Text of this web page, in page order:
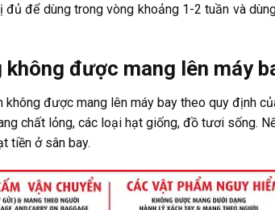
đủ để dùng trong vòng khoảng 1-2 tuần và
không được mang lên máy
được mang lên máy bay theo quy định
chất lỏng, các loại hạt giống, đồ tươi sống.
tiền ở sân bay.